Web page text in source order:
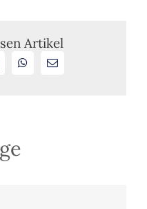
Artikel
WhatsApp
E-